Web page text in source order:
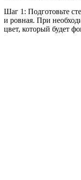
Шаг 1: Подготовьте
и ровная. При
цвет, который будет